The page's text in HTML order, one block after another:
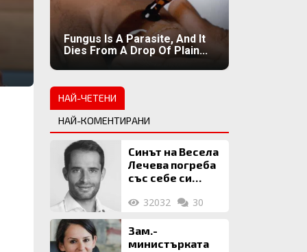
Fungus Is A Parasite, And It
Dies From A Drop Of Plain...
НАЙ-ЧЕТЕНИ
НАЙ-КОМЕНТИРАНИ
Синът на Весела
Лечева погреба
със себе си
млн. евро
32032 30
Зам.-
министърката